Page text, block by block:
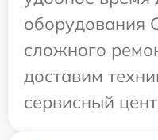
оборудования
сложного
доставим
сервисный